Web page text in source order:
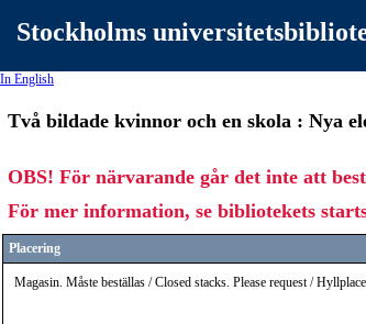
Stockholms
In English
Två bildade kvinnor och en skola : Nya
OBS! För närvarande går det inte att
För mer information, se bibliotekets
Placering
Magasin. Måste beställas / Closed stacks. Please request /